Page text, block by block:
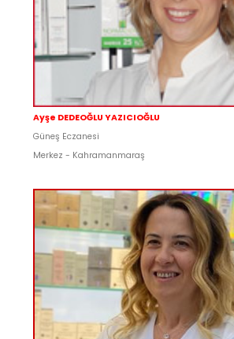
Ayşe DEDEOĞLU YAZICIOĞLU
Güneş Eczanesi
Merkez - Kahramanmaraş